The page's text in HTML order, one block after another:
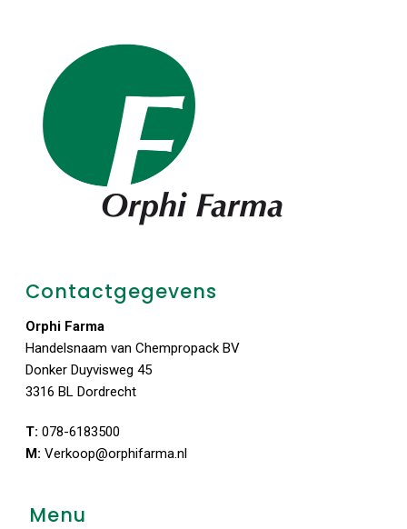
Contactgegevens
Orphi Farma
Handelsnaam van Chempropack BV
Donker Duyvisweg 45
3316 BL Dordrecht
T: 078-6183500
M: Verkoop@orphifarma.nl
Menu